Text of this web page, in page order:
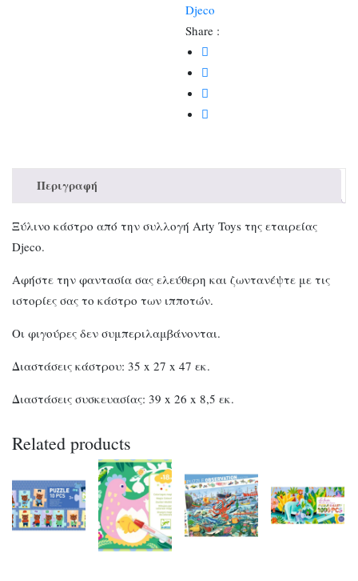
ποσότητα
Djeco
Share :
Περιγραφή
Ξύλινο κάστρο από την συλλογή Arty Toys της εταιρείας
Djeco.
Αφήστε την φαντασία σας ελεύθερη και ζωντανέψτε με τις
ιστορίες σας το κάστρο των ιπποτών.
Οι φιγούρες δεν συμπεριλαμβάνονται.
Διαστάσεις κάστρου: 35 x 27 x 47 εκ.
Διαστάσεις συσκευασίας: 39 x 26 x 8,5 εκ.
Related products